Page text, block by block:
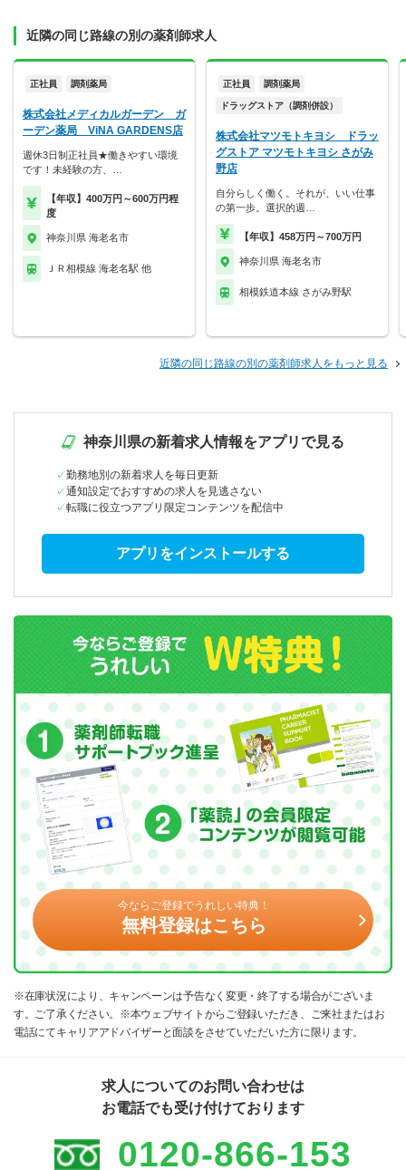
近隣の同じ路線の別の薬剤師求人
正社員 調剤薬局
株式会社メディカルガーデン ガ
ーデン薬局 ViNA GARDENS店
週休3日制正社員★働きやすい環境
です！未経験の方、…
【年収】400万円～600万円程
度
神奈川県 海老名市
ＪＲ相模線 海老名駅 他
正社員 調剤薬局
ドラッグストア（調剤併設）
株式会社マツモトキヨシ ドラッ
グストア マツモトキヨシ さがみ
野店
自分らしく働く。それが、いい仕事
の第一歩。選択的週…
【年収】458万円～700万円
神奈川県 海老名市
相模鉄道本線 さがみ野駅
近隣の同じ路線の別の薬剤師求人をもっと見る
神奈川県の新着求人情報をアプリで見る
勤務地別の新着求人を毎日更新
通知設定でおすすめの求人を見逃さない
転職に役立つアプリ限定コンテンツを配信中
アプリをインストールする
今ならご登録でうれしい特典！
無料登録はこちら
※在庫状況により、キャンペーンは予告なく変更・終了する場合がございま
す。ご了承ください。※本ウェブサイトからご登録いただき、ご来社またはお
電話にてキャリアアドバイザーと面談をさせていただいた方に限ります。
求人についてのお問い合わせは
お電話でも受け付けております
0120-866-153